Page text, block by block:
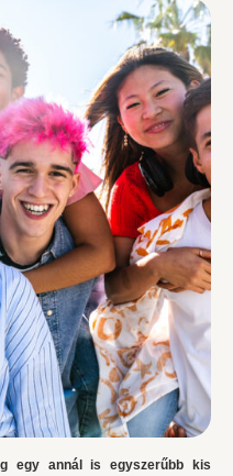
egy annál is egyszerűbb kis